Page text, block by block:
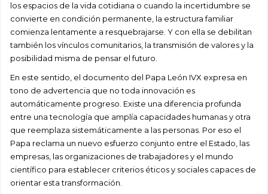
los espacios de la vida cotidiana o cuando la incertidumbre se
convierte en condición permanente, la estructura familiar
comienza lentamente a resquebrajarse. Y con ella se debilitan
también los vínculos comunitarios, la transmisión de valores y la
posibilidad misma de pensar el futuro.
En este sentido, el documento del Papa León IVX expresa en
tono de advertencia que no toda innovación es
automáticamente progreso. Existe una diferencia profunda
entre una tecnología que amplía capacidades humanas y otra
que reemplaza sistemáticamente a las personas. Por eso el
Papa reclama un nuevo esfuerzo conjunto entre el Estado, las
empresas, las organizaciones de trabajadores y el mundo
científico para establecer criterios éticos y sociales capaces de
orientar esta transformación.